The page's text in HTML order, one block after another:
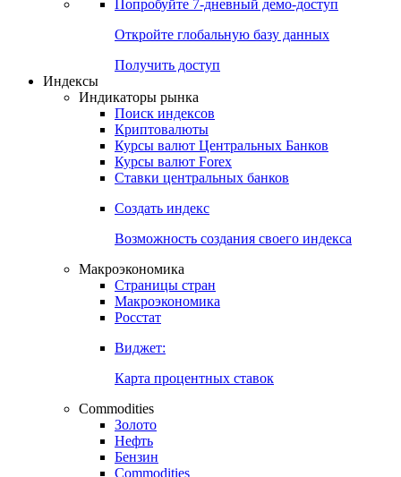
Попробуйте 7-дневный демо-доступ
Откройте глобальную базу данных
Получить доступ
Индексы
Индикаторы рынка
Поиск индексов
Криптовалюты
Курсы валют Центральных Банков
Курсы валют Forex
Ставки центральных банков
Создать индекс
Возможность создания своего индекса
Макроэкономика
Страницы стран
Макроэкономика
Росстат
Виджет:
Карта процентных ставок
Commodities
Золото
Нефть
Бензин
Commodities